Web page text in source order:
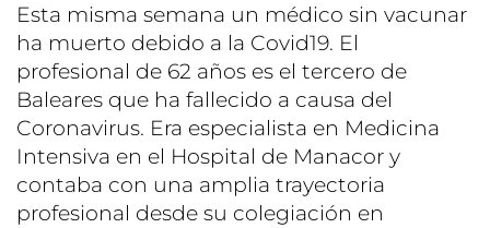
Esta misma semana un médico sin vacunar
ha muerto debido a la Covid19. El
profesional de 62 años es el tercero de
Baleares que ha fallecido a causa del
Coronavirus. Era especialista en Medicina
Intensiva en el Hospital de Manacor y
contaba con una amplia trayectoria
profesional desde su colegiación en